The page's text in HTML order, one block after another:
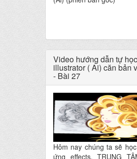
Video hướng dẫn tự
illustrator ( Ai) căn bản
- Bài 27
Hôm nay chúng ta sẽ
ứng effects. TRUNG